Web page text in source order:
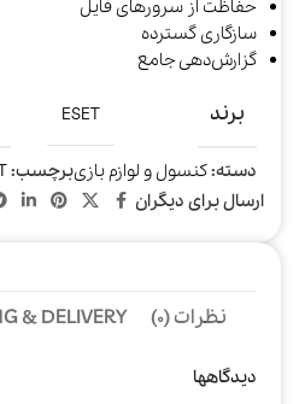
حفاظت از سرورهای فایل
سازگاری گسترده
گزارش‌دهی جامع
برند ESET
دسته:کنسول و لوازم بازیبرچسب:
ارسال برای دیگران
نظرات (0) & DELIVERY
دیدگاهها